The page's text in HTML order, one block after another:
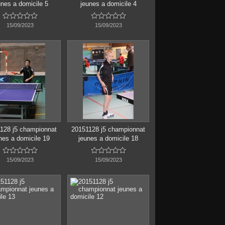
a domicile 5

15/09/2023
jeunes a domicile 4

15/09/2023
j5 championnat
a domicile 19

15/09/2023
20151128 j5 championnat
jeunes a domicile 18

15/09/2023